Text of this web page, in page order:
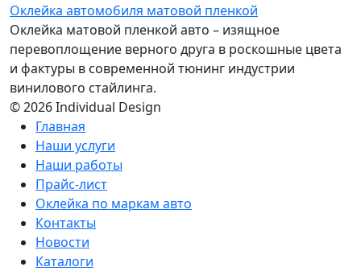
Оклейка автомобиля матовой пленкой
Оклейка матовой пленкой авто – изящное
перевоплощение верного друга в роскошные цвета
и фактуры в современной тюнинг индустрии
винилового стайлинга.
© 2026 Individual Design
Главная
Наши услуги
Наши работы
Прайс-лист
Оклейка по маркам авто
Контакты
Новости
Каталоги